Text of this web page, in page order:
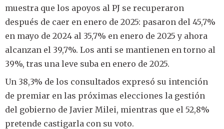
muestra que los apoyos al PJ se recuperaron
después de caer en enero de 2025: pasaron del 45,7%
en mayo de 2024 al 35,7% en enero de 2025 y ahora
alcanzan el 39,7%. Los anti se mantienen en torno al
39%, tras una leve suba en enero de 2025.
Un 38,3% de los consultados expresó su intención
de premiar en las próximas elecciones la gestión
del gobierno de Javier Milei, mientras que el 52,8%
pretende castigarla con su voto.